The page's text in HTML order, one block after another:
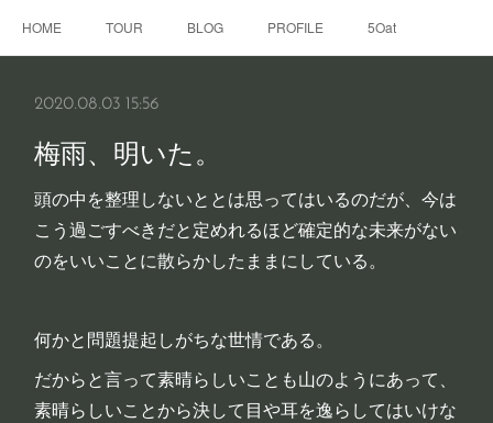
HOME TOUR BLOG PROFILE 5Oat
2020.08.03 15:56
梅雨、明いた。
頭の中を整理しないととは思ってはいるのだが、今は
こう過ごすべきだと定めれるほど確定的な未来がない
のをいいことに散らかしたままにしている。
何かと問題提起しがちな世情である。
だからと言って素晴らしいことも山のようにあって、
素晴らしいことから決して目や耳を逸らしてはいけな